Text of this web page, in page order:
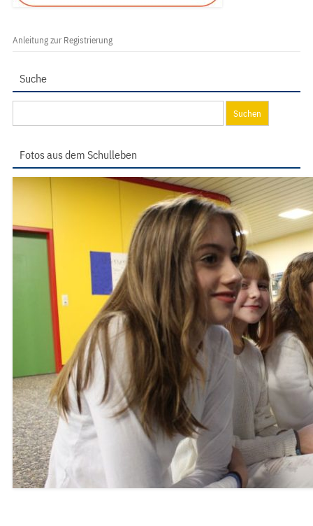
Anleitung zur Registrierung
Suche
nach:
Fotos aus dem Schulleben